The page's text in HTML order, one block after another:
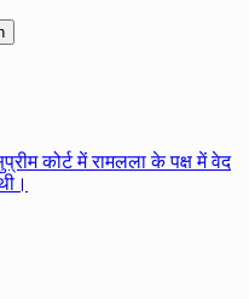
कोर्ट में रामलला के पक्ष में वेद